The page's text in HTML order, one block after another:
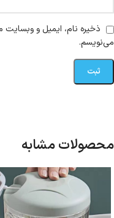
ذخیره نام، ایمیل و وبسایت
می‌نویسم.
محصولات مشابه